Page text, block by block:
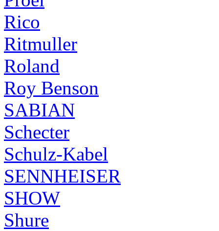
Rico
Ritmuller
Roland
Roy Benson
SABIAN
Schecter
Schulz-Kabel
SENNHEISER
SHOW
Shure